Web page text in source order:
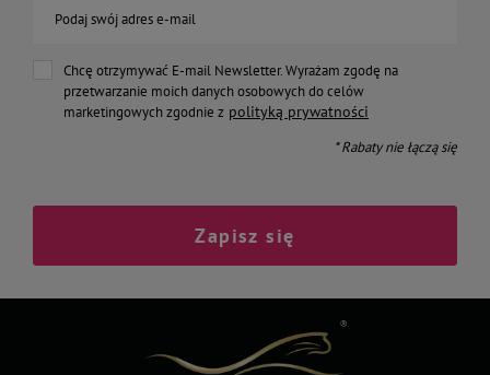
Podaj swój adres e-mail
Chcę otrzymywać E-mail Newsletter. Wyrażam zgodę na
przetwarzanie moich danych osobowych do celów
marketingowych zgodnie z polityką prywatności
* Rabaty nie łączą się
Zapisz się